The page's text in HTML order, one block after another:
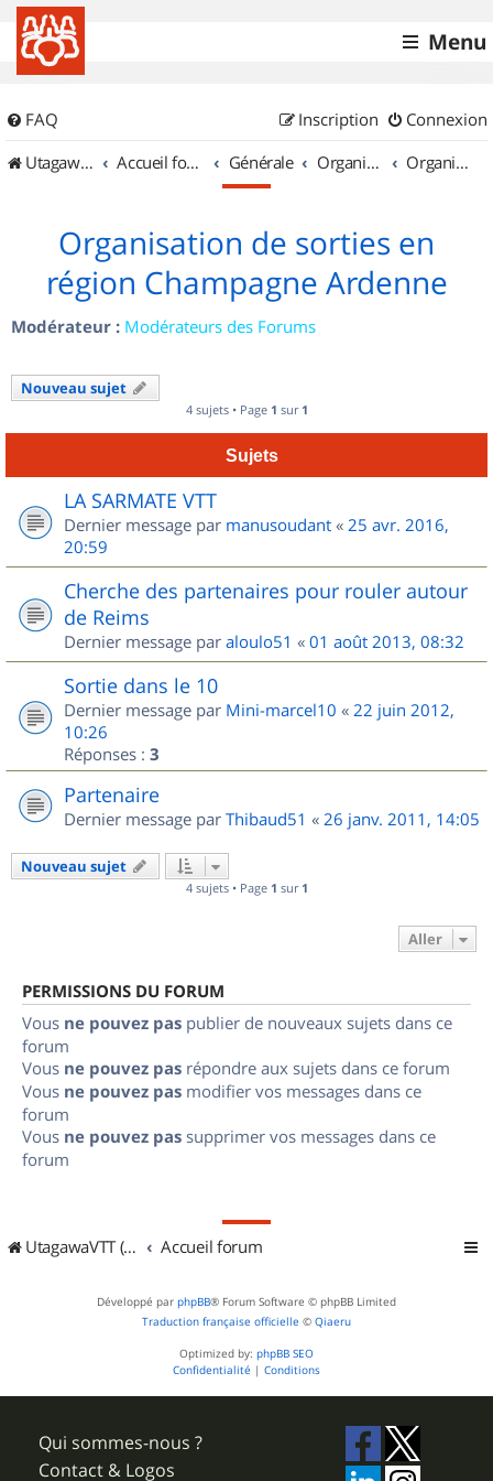
Menu
FAQ Connexion
Inscription
UtagawaVTT (Randos VTT et VTTAE avec traces GPS)
Accueil forum Générale Organisation de sorties & Recherche de partenaires Organisation de sorties en région Champagne Ardenne
Organisation de sorties en
région Champagne Ardenne
Modérateur : Modérateurs des Forums
Nouveau sujet
4 sujets • Page 1 sur 1
Sujets
LA SARMATE VTT
Dernier message par manusoudant « 25 avr. 2016,
20:59
Cherche des partenaires pour rouler autour
de Reims
Dernier message par aloulo51 « 01 août 2013, 08:32
Sortie dans le 10
Dernier message par Mini-marcel10 « 22 juin 2012,
10:26
Réponses : 3
Partenaire
Dernier message par Thibaud51 « 26 janv. 2011, 14:05
Nouveau sujet
4 sujets • Page 1 sur 1
Aller
PERMISSIONS DU FORUM
Vous ne pouvez pas publier de nouveaux sujets dans ce
forum
Vous ne pouvez pas répondre aux sujets dans ce forum
Vous ne pouvez pas modifier vos messages dans ce
forum
Vous ne pouvez pas supprimer vos messages dans ce
forum
UtagawaVTT (Randos VTT et VTTAE avec traces GPS) Accueil forum
Développé par phpBB® Forum Software © phpBB Limited
Traduction française officielle © Qiaeru
Optimized by: phpBB SEO
Confidentialité | Conditions
Qui sommes-nous ?
Contact & Logos